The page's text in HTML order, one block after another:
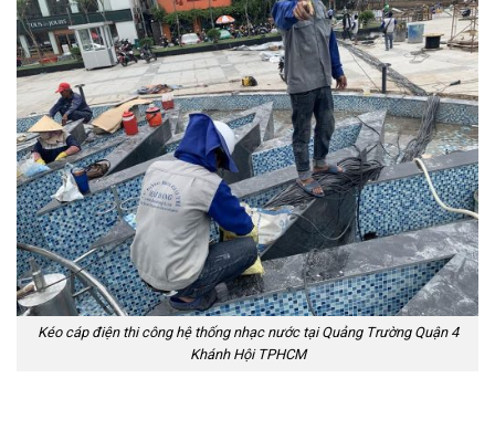
Kéo cáp điện thi công hệ thống nhạc nước tại Quảng Trường Quận 4
Khánh Hội TPHCM